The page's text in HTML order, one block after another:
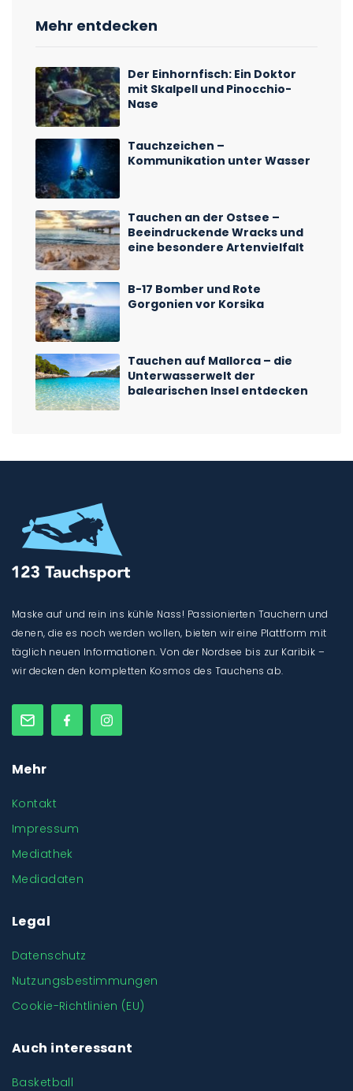
Mehr entdecken
Der Einhornfisch: Ein Doktor
mit Skalpell und Pinocchio-
Nase
Tauchzeichen –
Kommunikation unter Wasser
Tauchen an der Ostsee –
Beeindruckende Wracks und
eine besondere Artenvielfalt
B-17 Bomber und Rote
Gorgonien vor Korsika
Tauchen auf Mallorca – die
Unterwasserwelt der
balearischen Insel entdecken
Maske auf und rein ins kühle Nass! Passionierten Tauchern und
denen, die es noch werden wollen, bieten wir eine Plattform mit
täglich neuen Informationen. Von der Nordsee bis zur Karibik –
wir decken den kompletten Kosmos des Tauchens ab.
Mehr
Kontakt
Impressum
Mediathek
Mediadaten
Legal
Datenschutz
Nutzungsbestimmungen
Cookie-Richtlinien (EU)
Auch interessant
Basketball